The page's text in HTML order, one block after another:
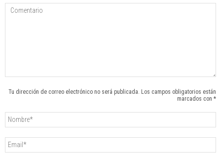
Tu dirección de correo electrónico no será publicada. Los campos obligatorios están
marcados con *